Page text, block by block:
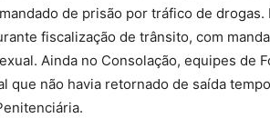
de prisão por tráfico de
fiscalização de trânsito, com
Ainda no Consolação, equipes de
que não havia retornado de saída